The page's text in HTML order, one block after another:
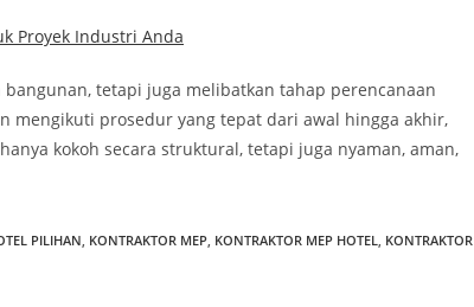
Proyek Industri Anda
tetapi juga melibatkan tahap perencanaan
mengikuti prosedur yang tepat dari awal hingga akhir,
kokoh secara struktural, tetapi juga nyaman, aman,
PILIHAN KONTRAKTOR MEP KONTRAKTOR MEP HOTEL
KONTRAKTOR